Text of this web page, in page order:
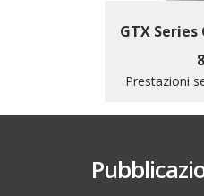
GTX Series
Prestazioni